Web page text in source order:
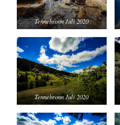
Tennebronn Juli 2020
Tennebronn Juli 2020